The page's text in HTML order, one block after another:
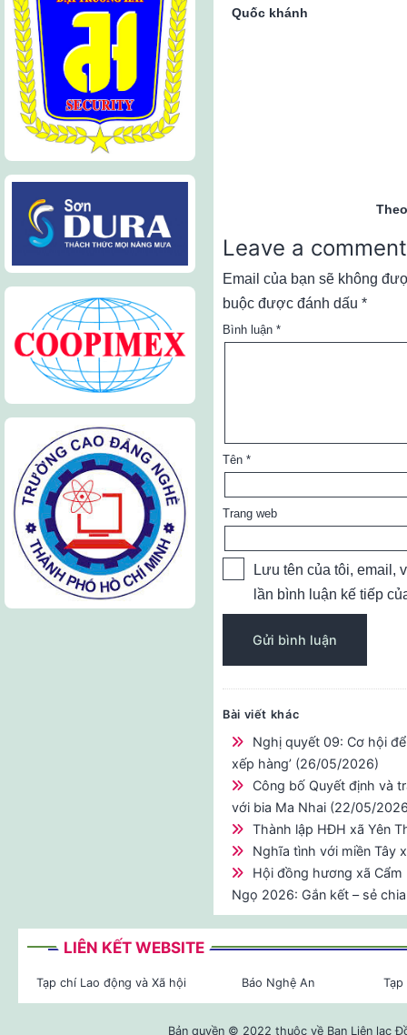
Quốc khánh
Leave a comment
Email của bạn sẽ không
buộc được đánh dấu *
Bình luận *
Tên *
Trang web
Lưu tên của tôi, email,
lần bình luận kế tiếp
Bài viết khác
Nghị quyết 09: Cơ hội
xếp hàng’ (26/05/2026)
Công bố Quyết định và
với bia Ma Nhai (22/05/
Thành lập HĐH xã Yên
Nghĩa tình với miền Tây
Hội đồng hương xã Cẩm
Ngọ 2026: Gắn kết – sẻ
LIÊN KẾT WEBSITE
Tạp chí Lao động và Xã hội Báo Nghệ An
Bản quyền © 2022 thuộc về Ban Liên lạc